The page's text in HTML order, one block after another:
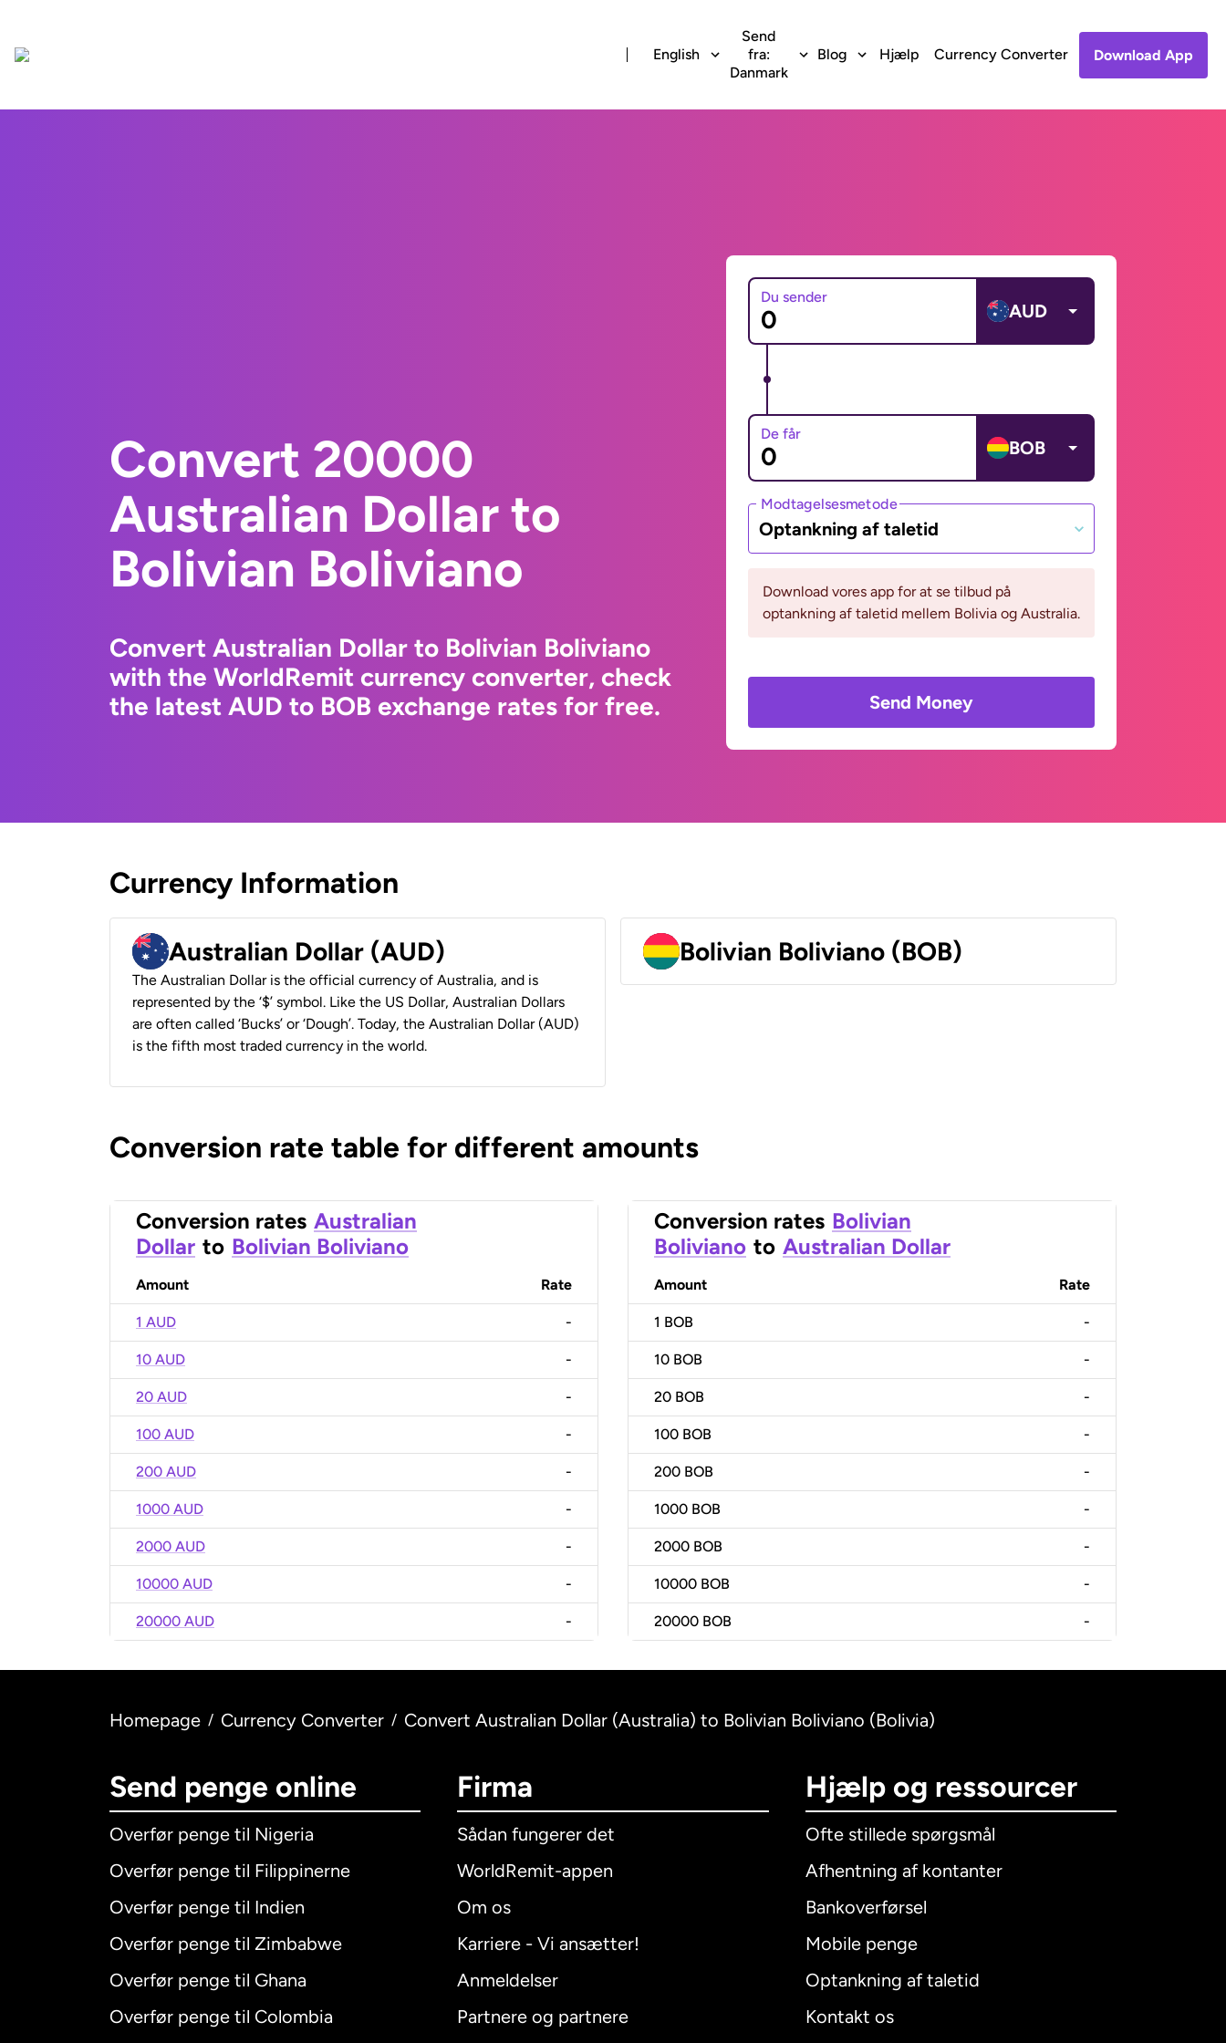
English
Send
fra:
Danmark
Blog Hjælp Currency Converter Download App
Convert 20000
Australian Dollar to
Bolivian Boliviano
Convert Australian Dollar to Bolivian Boliviano
with the WorldRemit currency converter, check
the latest AUD to BOB exchange rates for free.
Du sender
AUD
De får
BOB
Modtagelsesmetode
Optankning af taletid
Download vores app for at se tilbud på
optankning af taletid mellem Bolivia og Australia.
Send Money
Currency Information
Australian Dollar (AUD)
The Australian Dollar is the official currency of Australia, and is
represented by the ‘$’ symbol. Like the US Dollar, Australian Dollars
are often called ‘Bucks’ or ‘Dough’. Today, the Australian Dollar (AUD)
is the fifth most traded currency in the world.
Bolivian Boliviano (BOB)
Conversion rate table for different amounts
Conversion rates Australian
Dollar to Bolivian Boliviano
Amount Rate
1 AUD -
10 AUD -
20 AUD -
100 AUD -
200 AUD -
1000 AUD -
2000 AUD -
10000 AUD -
20000 AUD -
Conversion rates Bolivian
Boliviano to Australian Dollar
Amount Rate
1 BOB -
10 BOB -
20 BOB -
100 BOB -
200 BOB -
1000 BOB -
2000 BOB -
10000 BOB -
20000 BOB -
Homepage / Currency Converter / Convert Australian Dollar (Australia) to Bolivian Boliviano (Bolivia)
Send penge online
Overfør penge til Nigeria
Overfør penge til Filippinerne
Overfør penge til Indien
Overfør penge til Zimbabwe
Overfør penge til Ghana
Overfør penge til Colombia
Firma
Sådan fungerer det
WorldRemit-appen
Om os
Karriere - Vi ansætter!
Anmeldelser
Partnere og partnere
Hjælp og ressourcer
Ofte stillede spørgsmål
Afhentning af kontanter
Bankoverførsel
Mobile penge
Optankning af taletid
Kontakt os